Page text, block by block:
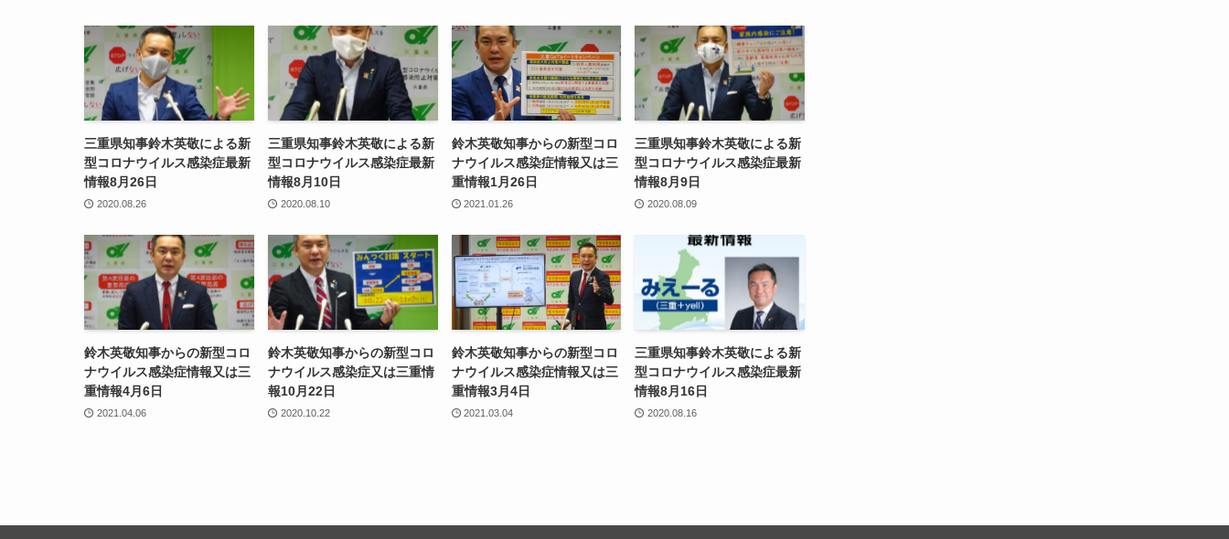
三重県知事鈴木英敬による新
型コロナウイルス感染症最新
情報8月26日
2020.08.26
三重県知事鈴木英敬による新
型コロナウイルス感染症最新
情報8月10日
2020.08.10
鈴木英敬知事からの新型コロ
ナウイルス感染症情報又は三
重情報1月26日
2021.01.26
三重県知事鈴木英敬による新
型コロナウイルス感染症最新
情報8月9日
2020.08.09
鈴木英敬知事からの新型コロ
ナウイルス感染症情報又は三
重情報4月6日
2021.04.06
鈴木英敬知事からの新型コロ
ナウイルス感染症又は三重情
報10月22日
2020.10.22
鈴木英敬知事からの新型コロ
ナウイルス感染症情報又は三
重情報3月4日
2021.03.04
三重県知事鈴木英敬による新
型コロナウイルス感染症最新
情報8月16日
2020.08.16